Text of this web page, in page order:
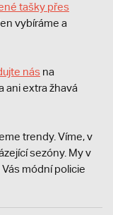
tašky přes
vybíráme a
nás na
ani extra žhavá
trendy. Víme, v
sezóny. My v
Vás módní policie